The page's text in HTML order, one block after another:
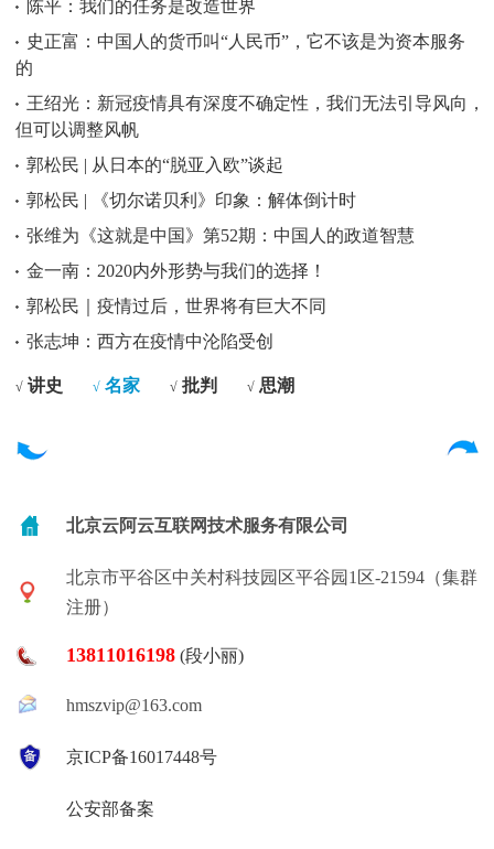
陈平：我们的任务是改造世界
史正富：中国人的货币叫“人民币”，它不该是为资本服务
的
王绍光：新冠疫情具有深度不确定性，我们无法引导风向，
但可以调整风帆
郭松民 | 从日本的“脱亚入欧”谈起
郭松民 | 《切尔诺贝利》印象：解体倒计时
张维为《这就是中国》第52期：中国人的政道智慧
金一南：2020内外形势与我们的选择！
郭松民｜疫情过后，世界将有巨大不同
张志坤：西方在疫情中沦陷受创
√ 讲史 √ 名家 √ 批判 √ 思潮
北京云阿云互联网技术服务有限公司
北京市平谷区中关村科技园区平谷园1区-21594（集群
注册）
13811016198 (段小丽)
hmszvip@163.com
京ICP备16017448号
公安部备案